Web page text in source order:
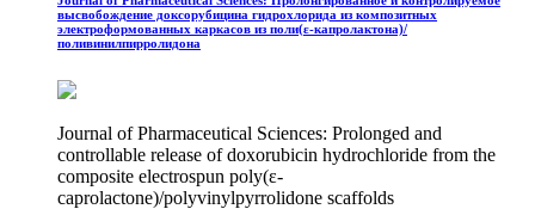
высвобождение доксорубицина гидрохлорида из композитных
электроформованных каркасов из поли(ε-капролактона)/
поливинилпирролидона
Journal of Pharmaceutical Sciences: Prolonged and
controllable release of doxorubicin hydrochloride from the
composite electrospun poly(ε-
caprolactone)/polyvinylpyrrolidone scaffolds